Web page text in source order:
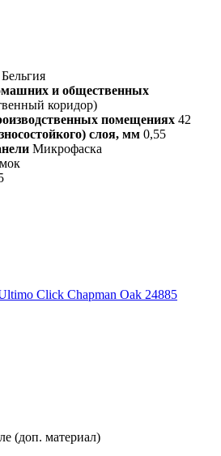
Бельгия
и общественных
коридор)
помещениях 42
слоя, мм 0,55
Микрофаска
Click Chapman Oak 24885
(доп. материал)